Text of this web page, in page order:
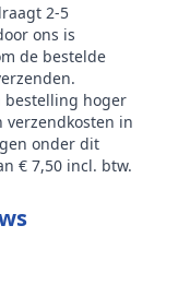
2-5
ons is
de bestelde
bestelling hoger
verzendkosten in
onder dit
€ 7,50 incl. btw.